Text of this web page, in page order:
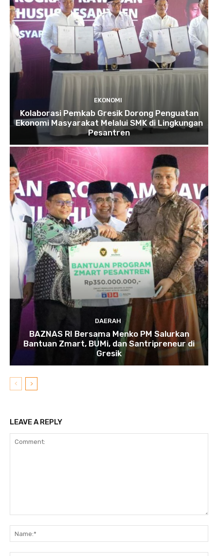
EKONOMI
Kolaborasi Pemkab Gresik Dorong Penguatan
Ekonomi Masyarakat Melalui SMK di Lingkungan
Pesantren
DAERAH
BAZNAS RI Bersama Menko PM Salurkan
Bantuan Zmart, BUMi, dan Santripreneur di
Gresik
LEAVE A REPLY